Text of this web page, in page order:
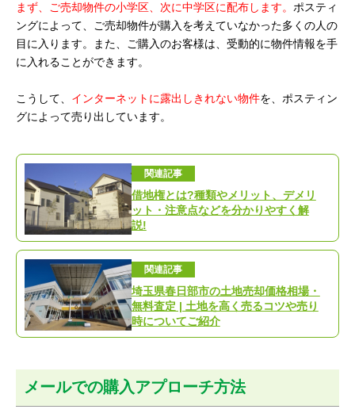
まず、ご売却物件の小学区、次に中学区に配布します。 ポスティ
ングによって、ご売却物件が購入を考えていなかった多くの人の
目に入ります。また、ご購入のお客様は、受動的に物件情報を手
に入れることができます。
こうして、 インターネットに露出しきれない物件を、ポスティン
グによって売り出しています。
関連記事
借地権とは?種類やメリット、デメリ
ット・注意点などを分かりやすく解
説!
関連記事
埼玉県春日部市の土地売却価格相場・
無料査定 | 土地を高く売るコツや売り
時についてご紹介
メールでの購入アプローチ方法